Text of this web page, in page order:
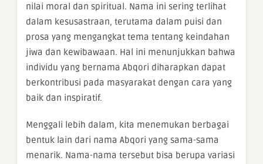
nilai moral dan spiritual. Nama ini sering terlihat
dalam kesusastraan, terutama dalam puisi dan
prosa yang mengangkat tema tentang keindahan
jiwa dan kewibawaan. Hal ini menunjukkan bahwa
individu yang bernama Abqori diharapkan dapat
berkontribusi pada masyarakat dengan cara yang
baik dan inspiratif.
Menggali lebih dalam, kita menemukan berbagai
bentuk lain dari nama Abqori yang sama-sama
menarik. Nama-nama tersebut bisa berupa variasi